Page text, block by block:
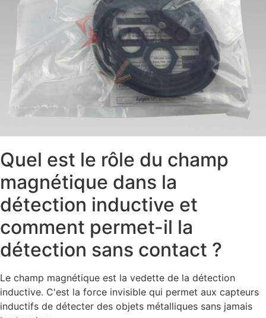
Quel est le rôle du champ
magnétique dans la
détection inductive et
comment permet-il la
détection sans contact ?
Le champ magnétique est la vedette de la détection
inductive. C'est la force invisible qui permet aux capteurs
inductifs de détecter des objets métalliques sans jamais